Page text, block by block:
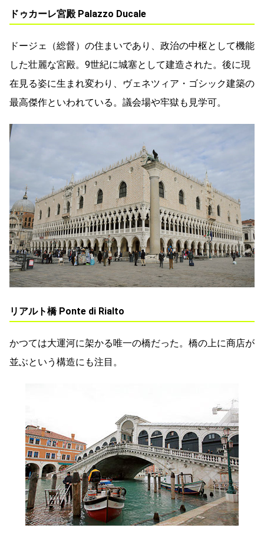
ドゥカーレ宮殿 Palazzo Ducale
ドージェ（総督）の住まいであり、政治の中枢として機能
した壮麗な宮殿。9世紀に城塞として建造された。後に現
在見る姿に生まれ変わり、ヴェネツィア・ゴシック建築の
最高傑作といわれている。議会場や牢獄も見学可。
リアルト橋 Ponte di Rialto
かつては大運河に架かる唯一の橋だった。橋の上に商店が
並ぶという構造にも注目。